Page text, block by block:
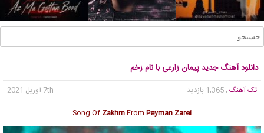
دانلود آهنگ جدید پیمان زارعی با نام زخم
تک آهنگ , 1,365 بازدید
7th آوریل 2021
Song Of ZakhmFrom Peyman Zarei